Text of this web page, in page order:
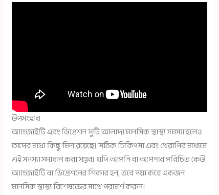
উপসংহার
অ্যাংজাইটি এবং ডিপ্রেশন দুটি আলাদা মানসিক স্বাস্থ্য সমস্যা হলেও
তাদের মধ্যে কিছু মিল রয়েছে। সঠিক চিকিৎসা এবং থেরাপির মাধ্যমে
এই সমস্যা সমাধান করা সম্ভব। যদি আপনি বা আপনার পরিচিত কেউ
অ্যাংজাইটি বা ডিপ্রেশনের শিকার হন, তবে দয়া করে একজন
মানসিক স্বাস্থ্য বিশেষজ্ঞের সাথে পরামর্শ করুন।